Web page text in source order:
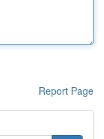
Report Page